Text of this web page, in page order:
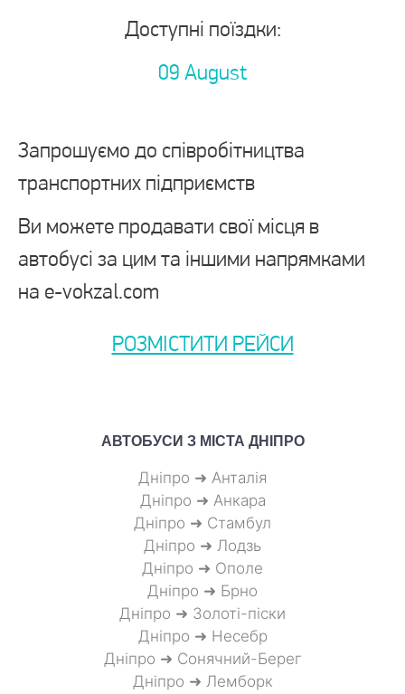
Доступні поїздки:
09 August
Запрошуємо до співробітництва
транспортних підприємств
Ви можете продавати свої місця в
автобусі за цим та іншими напрямками
на e-vokzal.com
РОЗМІСТИТИ РЕЙСИ
АВТОБУСИ З МІСТА ДНІПРО
Дніпро ➜ Анталія
Дніпро ➜ Анкара
Дніпро ➜ Стамбул
Дніпро ➜ Лодзь
Дніпро ➜ Ополе
Дніпро ➜ Брно
Дніпро ➜ Золоті-піски
Дніпро ➜ Несебр
Дніпро ➜ Сонячний-Берег
Дніпро ➜ Лемборк